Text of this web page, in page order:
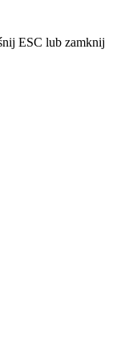
ESC lub zamknij